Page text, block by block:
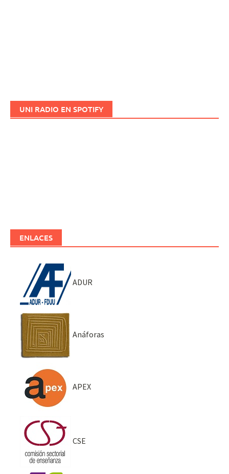
UNI RADIO EN SPOTIFY
ENLACES
ADUR
Anáforas
APEX
CSE